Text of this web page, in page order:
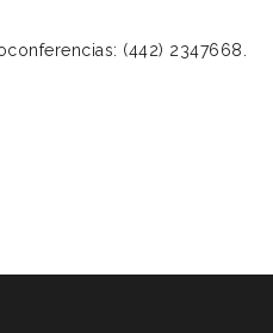
(442) 2347668.